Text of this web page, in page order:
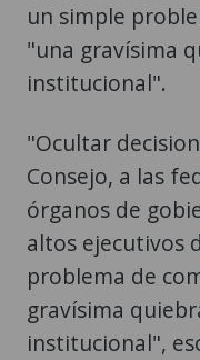
un simple
"una gravísima
institucional".
"Ocultar
Consejo, a las
órganos de
altos ejecutivos
problema de
gravísima
institucional",